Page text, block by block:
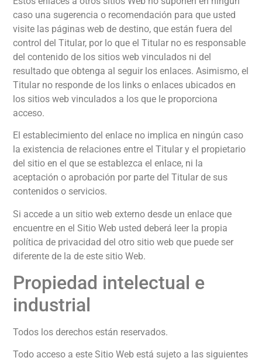
caso una sugerencia o recomendación para que usted
visite las páginas web de destino, que están fuera del
control del Titular, por lo que el Titular no es responsable
del contenido de los sitios web vinculados ni del
resultado que obtenga al seguir los enlaces. Asimismo, el
Titular no responde de los links o enlaces ubicados en
los sitios web vinculados a los que le proporciona
acceso.
El establecimiento del enlace no implica en ningún caso
la existencia de relaciones entre el Titular y el propietario
del sitio en el que se establezca el enlace, ni la
aceptación o aprobación por parte del Titular de sus
contenidos o servicios.
Si accede a un sitio web externo desde un enlace que
encuentre en el Sitio Web usted deberá leer la propia
política de privacidad del otro sitio web que puede ser
diferente de la de este sitio Web.
Propiedad intelectual e
industrial
Todos los derechos están reservados.
Todo acceso a este Sitio Web está sujeto a las siguientes